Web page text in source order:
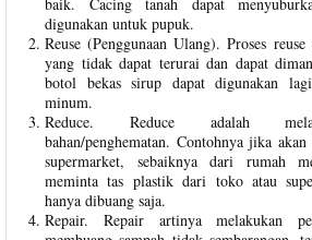
baik. Cacing tanah dapat
digunakan untuk pupuk.
Reuse (Penggunaan Ulang). Proses
yang tidak dapat terurai dan dapat
botol bekas sirup dapat digunakan
minum.
Reduce. Reduce adalah
bahan/penghematan. Contohnya jika
supermarket, sebaiknya dari rumah
meminta tas plastik dari toko atau
hanya dibuang saja.
Repair. Repair artinya melakukan